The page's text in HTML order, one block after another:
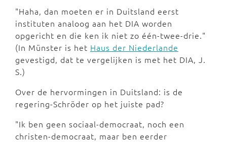
"Haha, dan moeten er in Duitsland eerst
instituten analoog aan het DIA worden
opgericht en die ken ik niet zo één-twee-drie."
(In Münster is het Haus der Niederlande
gevestigd, dat te vergelijken is met het DIA, J.
S.)
Over de hervormingen in Duitsland: is de
regering-Schröder op het juiste pad?
"Ik ben geen sociaal-democraat, noch een
christen-democraat, maar ben eerder